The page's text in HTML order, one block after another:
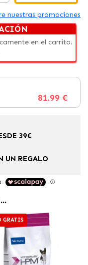
nuestras promociones
en el carrito.
81.99 €
39€
UN REGALO
GRATIS